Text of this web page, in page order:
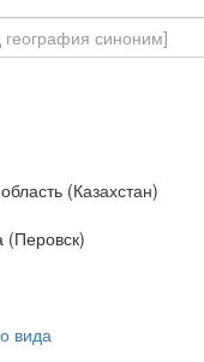
(Казахстан)
(Перовск)
вида